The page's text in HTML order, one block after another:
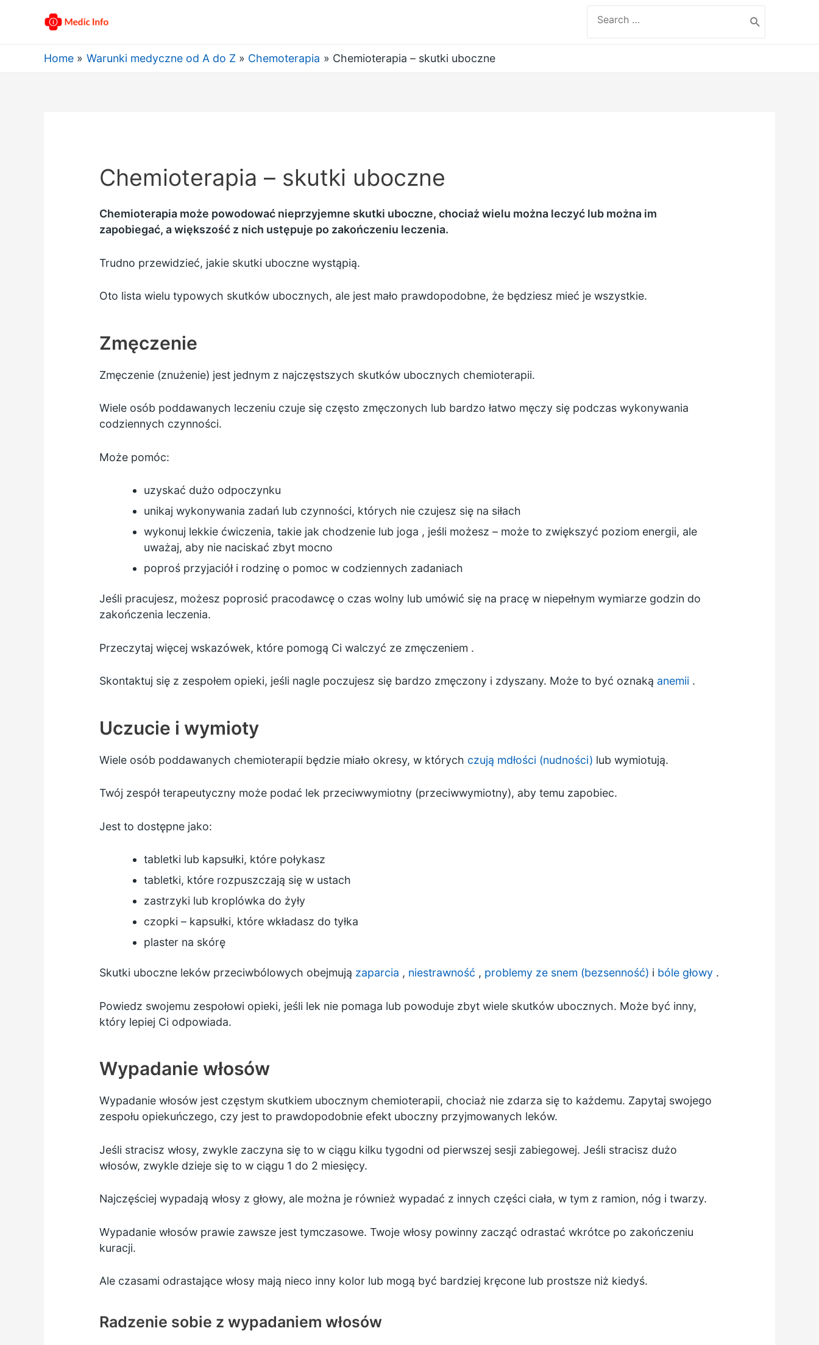
for:
Home Warunki medyczne od A do Z Chemoterapia Chemioterapia – skutki uboczne
Chemioterapia – skutki uboczne
Chemioterapia może powodować nieprzyjemne skutki uboczne, chociaż wielu można leczyć lub można im
zapobiegać, a większość z nich ustępuje po zakończeniu leczenia.
Trudno przewidzieć, jakie skutki uboczne wystąpią.
Oto lista wielu typowych skutków ubocznych, ale jest mało prawdopodobne, że będziesz mieć je wszystkie.
Zmęczenie
Zmęczenie (znużenie) jest jednym z najczęstszych skutków ubocznych chemioterapii.
Wiele osób poddawanych leczeniu czuje się często zmęczonych lub bardzo łatwo męczy się podczas wykonywania
codziennych czynności.
Może pomóc:
uzyskać dużo odpoczynku
unikaj wykonywania zadań lub czynności, których nie czujesz się na siłach
wykonuj lekkie ćwiczenia, takie jak chodzenie lub joga , jeśli możesz – może to zwiększyć poziom energii, ale
uważaj, aby nie naciskać zbyt mocno
poproś przyjaciół i rodzinę o pomoc w codziennych zadaniach
Jeśli pracujesz, możesz poprosić pracodawcę o czas wolny lub umówić się na pracę w niepełnym wymiarze godzin do
zakończenia leczenia.
Przeczytaj więcej wskazówek, które pomogą Ci walczyć ze zmęczeniem .
Skontaktuj się z zespołem opieki, jeśli nagle poczujesz się bardzo zmęczony i zdyszany. Może to być oznaką anemii .
Uczucie i wymioty
Wiele osób poddawanych chemioterapii będzie miało okresy, w których czują mdłości (nudności) lub wymiotują.
Twój zespół terapeutyczny może podać lek przeciwwymiotny (przeciwwymiotny), aby temu zapobiec.
Jest to dostępne jako:
tabletki lub kapsułki, które połykasz
tabletki, które rozpuszczają się w ustach
zastrzyki lub kroplówka do żyły
czopki – kapsułki, które wkładasz do tyłka
plaster na skórę
Skutki uboczne leków przeciwbólowych obejmują zaparcia , niestrawność , problemy ze snem (bezsenność) i bóle głowy.
Powiedz swojemu zespołowi opieki, jeśli lek nie pomaga lub powoduje zbyt wiele skutków ubocznych. Może być inny,
który lepiej Ci odpowiada.
Wypadanie włosów
Wypadanie włosówjest częstym skutkiem ubocznym chemioterapii, chociaż nie zdarza się to każdemu. Zapytaj swojego
zespołu opiekuńczego, czy jest to prawdopodobnie efekt uboczny przyjmowanych leków.
Jeśli stracisz włosy, zwykle zaczyna się to w ciągu kilku tygodni od pierwszej sesji zabiegowej. Jeśli stracisz dużo
włosów, zwykle dzieje się to w ciągu 1 do 2 miesięcy.
Najczęściej wypadają włosy z głowy, ale można je również wypadać z innych części ciała, w tym z ramion, nóg i twarzy.
Wypadanie włosów prawie zawsze jest tymczasowe. Twoje włosy powinny zacząć odrastać wkrótce po zakończeniu
kuracji.
Ale czasami odrastające włosy mają nieco inny kolor lub mogą być bardziej kręcone lub prostsze niż kiedyś.
Radzenie sobie z wypadaniem włosów